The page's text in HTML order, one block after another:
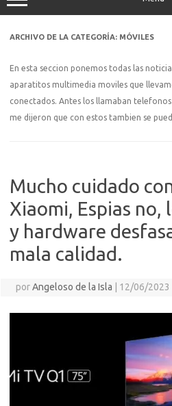
ARCHIVO DE LA CATEGORÍA: MÓVILES
En esta seccion ponemos todas las
aparatitos multimedia moviles que
conectados. Antes los llamaban
me dijeron que con estos tambien se
Mucho cuidado
Xiaomi, Espias
y hardware
mala calidad.
porAngeloso de la Isla 12/06/2023